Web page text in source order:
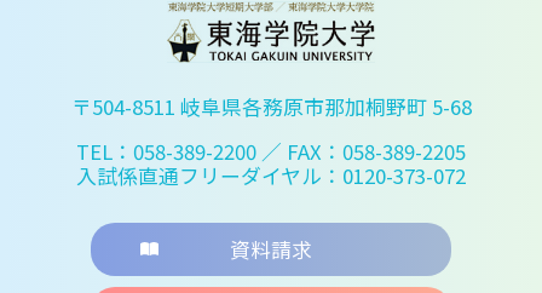
〒504-8511 岐阜県各務原市那加桐野町 5-68
TEL：058-389-2200 ／ FAX：058-389-2205
入試係直通フリーダイヤル：0120-373-072
資料請求